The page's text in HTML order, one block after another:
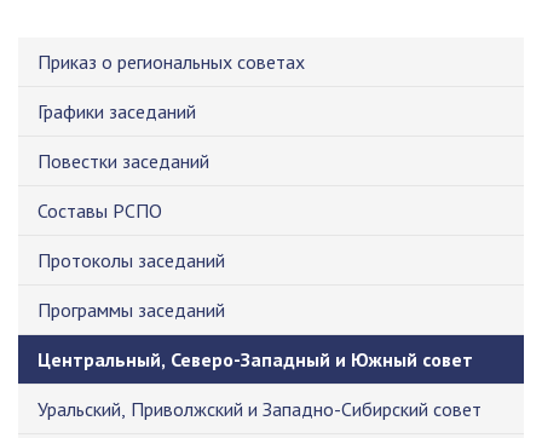
Приказ о региональных советах
Графики заседаний
Повестки заседаний
Составы РСПО
Протоколы заседаний
Программы заседаний
Центральный, Северо-Западный и Южный совет
Уральский, Приволжский и Западно-Сибирский совет